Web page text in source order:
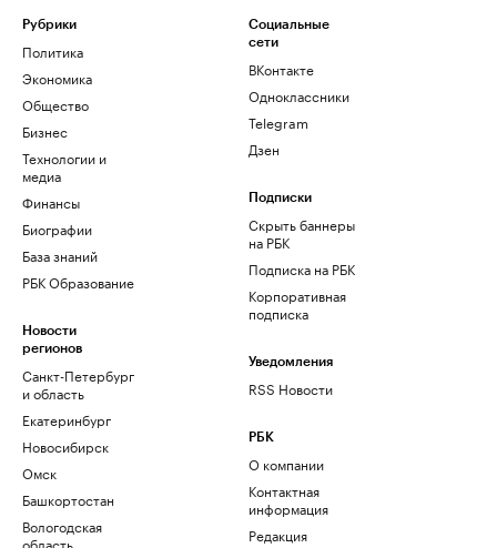
Рубрики
Политика
Экономика
Общество
Бизнес
Технологии и
медиа
Финансы
Биографии
База знаний
РБК Образование
Новости
регионов
Санкт-Петербург
и область
Екатеринбург
Новосибирск
Омск
Башкортостан
Вологодская
область
Социальные
сети
ВКонтакте
Одноклассники
Telegram
Дзен
Подписки
Скрыть баннеры
на РБК
Подписка на РБК
Корпоративная
подписка
Уведомления
RSS Новости
РБК
О компании
Контактная
информация
Редакция